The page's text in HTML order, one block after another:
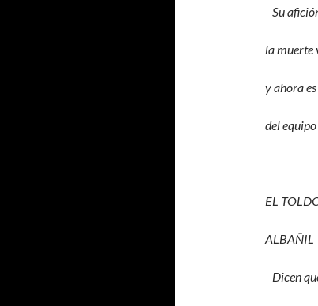
Su
la muerte
y ahora
del
EL
ALBAÑIL
Dicen